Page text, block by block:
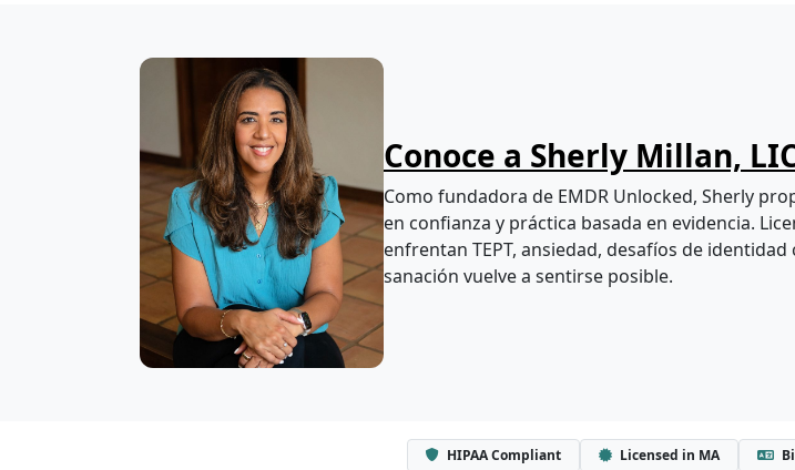
Conoce a Sherly Millan,
Como fundadora de EMDR Unlocked, Sherly
en confianza y práctica basada en evidencia.
enfrentan TEPT, ansiedad, desafíos de
sanación vuelve a sentirse posible.
HIPAA Compliant Licensed in MA